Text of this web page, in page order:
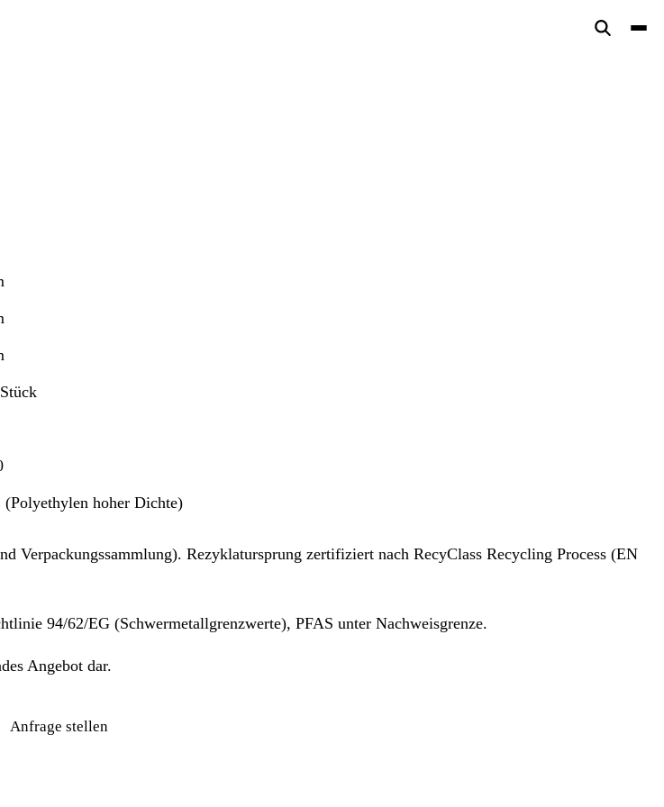
(Polyethylen hoher Dichte)
Verpackungssammlung). Rezyklatursprung zertifiziert nach RecyClass Recycling Process (EN
94/62/EG (Schwermetallgrenzwerte), PFAS unter Nachweisgrenze.
Angebot dar.
Anfrage stellen